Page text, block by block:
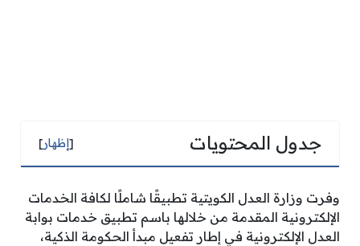
جدول المحتويات [إظهار]
وفرت وزارة العدل الكويتية تطبيقًا شاملًا لكافة الخدمات
الإلكترونية المقدمة من خلالها باسم تطبيق خدمات بوابة
العدل الإلكترونية في إطار تفعيل مبدأ الحكومة الذكية،